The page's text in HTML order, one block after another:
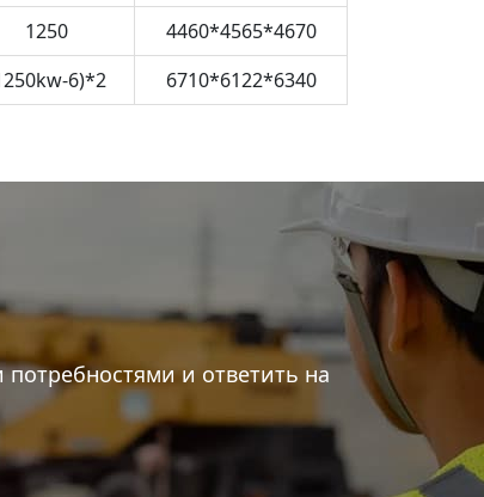
1250
4460*4565*4670
6)*2 6710*6122*6340
и ответить на